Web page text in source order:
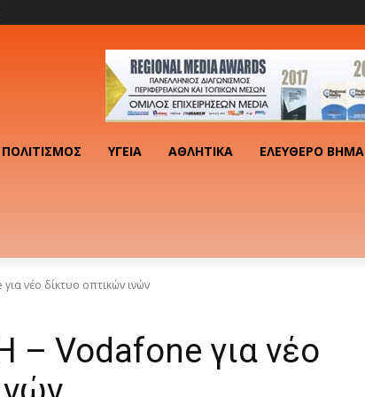
ΠΟΛΙΤΙΣΜΌΣ ΥΓΕΊΑ ΑΘΛΗΤΙΚΆ ΕΛΕΎΘΕΡΟ ΒΉΜΑ
νέο δίκτυο οπτικών ινών
– Vodafone για νέο